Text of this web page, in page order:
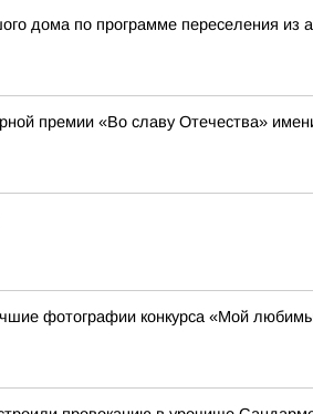
дома по программе переселения из
премии «Во славу Отечества»
фотографии конкурса «Мой